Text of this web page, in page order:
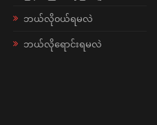
ဘယ်လို၀ယ်ရမလဲ
ဘယ်လိုရောင်းရမလဲ